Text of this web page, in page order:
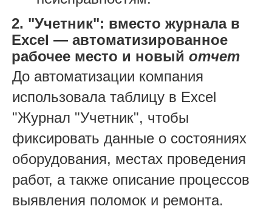
2. "Учетник": вместо журнала в
Excel — автоматизированное
рабочее место и новыйотчет
До автоматизации компания
использовала таблицу в Excel
"Журнал "Учетник", чтобы
фиксировать данные о состояниях
оборудования, местах проведения
работ, а также описание процессов
выявления поломок и ремонта.